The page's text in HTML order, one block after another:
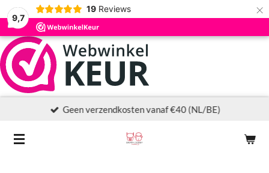
9,7
19 Reviews ×
Geen verzendkosten vanaf €40 (NL/BE)